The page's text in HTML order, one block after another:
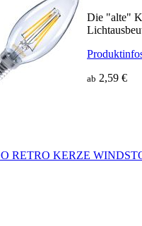
Die "alte"
ab 2,59 €